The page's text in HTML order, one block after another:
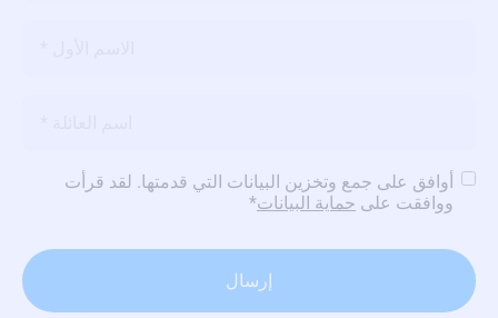
سياسة
الخصوصية*
أوافق على جمع وتخزين البيانات التي قدمتها. لقد قرأت
ووافقت على حماية البيانات*